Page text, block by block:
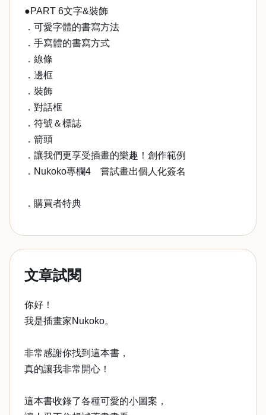
●PART 6文字&裝飾
．可愛字體的書寫方法
．手寫體的書寫方式
．線條
．邊框
．裝飾
．對話框
．符號＆標誌
．箭頭
．讓我們更享受插畫的樂趣！創作範例
．Nukoko專欄4 嘗試畫出個人化簽名
．購買者特典
文章試閱
你好！
我是插畫家Nukoko。
非常感謝你找到這本書，
真的讓我非常開心！
這本書收錄了各種可愛的小圖案，